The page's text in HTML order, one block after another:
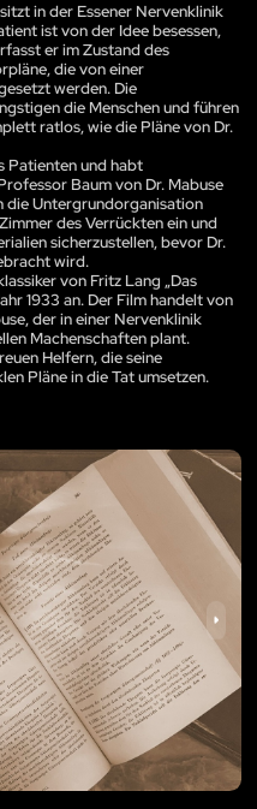
in der Essener Nervenklinik
ist von der Idee besessen,
er im Zustand des
die von einer
werden. Die
die Menschen und führen
ratlos, wie die Pläne von Dr.
Patienten und habt
Baum von Dr. Mabuse
die Untergrundorganisation
des Verrückten ein und
sicherzustellen, bevor Dr.
wird.
von Fritz Lang „Das
1933 an. Der Film handelt von
der in einer Nervenklinik
Machenschaften plant.
Helfern, die seine
Pläne in die Tat umsetzen.